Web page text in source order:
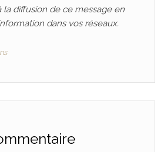
la diffusion de ce message en
dans vos réseaux.